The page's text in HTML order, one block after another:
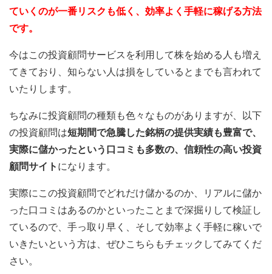
ていくのが一番リスクも低く、効率よく手軽に稼げる方法
です。
今はこの投資顧問サービスを利用して株を始める人も増え
てきており、知らない人は損をしているとまでも言われて
いたりします。
ちなみに投資顧問の種類も色々なものがありますが、以下
の投資顧問は短期間で急騰した銘柄の提供実績も豊富で、
実際に儲かったという口コミも多数の、信頼性の高い投資
顧問サイト になります。
実際にこの投資顧問でどれだけ儲かるのか、リアルに儲か
った口コミはあるのかといったことまで深掘りして検証し
ているので、手っ取り早く、そして効率よく手軽に稼いで
いきたいという方は、ぜひこちらもチェックしてみてくだ
さい。